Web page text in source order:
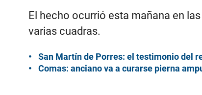
El hecho ocurrió esta mañana en
varias cuadras.
San Martín de Porres: el testimonio del
Comas: anciano va a curarse pierna